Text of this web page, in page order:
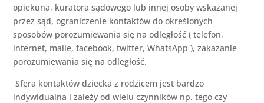
opiekuna, kuratora sądowego lub innej osoby wskazanej
przez sąd, ograniczenie kontaktów do określonych
sposobów porozumiewania się na odległość ( telefon,
internet, maile, facebook, twitter, WhatsApp ), zakazanie
porozumiewania się na odległość.
Sfera kontaktów dziecka z rodzicem jest bardzo
indywidualna i zależy od wielu czynników np. tego czy